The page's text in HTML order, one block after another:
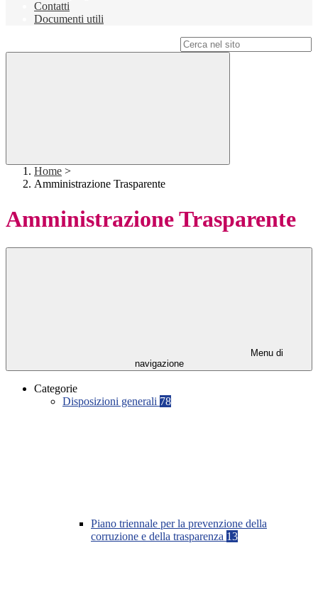
Contatti
Documenti utili
Home >
Amministrazione Trasparente
Amministrazione Trasparente
Menu di
navigazione
Categorie
Disposizioni generali 78
Piano triennale per la prevenzione della
corruzione e della trasparenza 13